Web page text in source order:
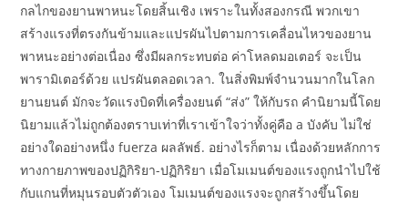
กลไกของยานพาหนะโดยสิ้นเชิง เพราะในทั้งสองกรณี พวกเขา
สร้างแรงที่ตรงกันข้ามและแปรผันไปตามการเคลื่อนไหวของยาน
พาหนะอย่างต่อเนื่อง ซึ่งมีผลกระทบต่อ ค่าโหลดมอเตอร์ จะเป็น
พารามิเตอร์ด้วย แปรผันตลอดเวลา. ในสิ่งพิมพ์จำนวนมากในโลก
ยานยนต์ มักจะวัดแรงบิดที่เครื่องยนต์ “ส่ง” ให้กับรถ คำนิยามนี้โดย
นิยามแล้วไม่ถูกต้องตราบเท่าที่เราเข้าใจว่าทั้งคู่คือ a บังคับ ไม่ใช่
อย่างใดอย่างหนึ่ง fuerza ผลลัพธ์. อย่างไรก็ตาม เนื่องด้วยหลักการ
ทางกายภาพของปฏิกิริยา-ปฏิกิริยา เมื่อโมเมนต์ของแรงถูกนำไปใช้
กับแกนที่หมุนรอบตัวตัวเอง โมเมนต์ของแรงจะถูกสร้างขึ้นโดย